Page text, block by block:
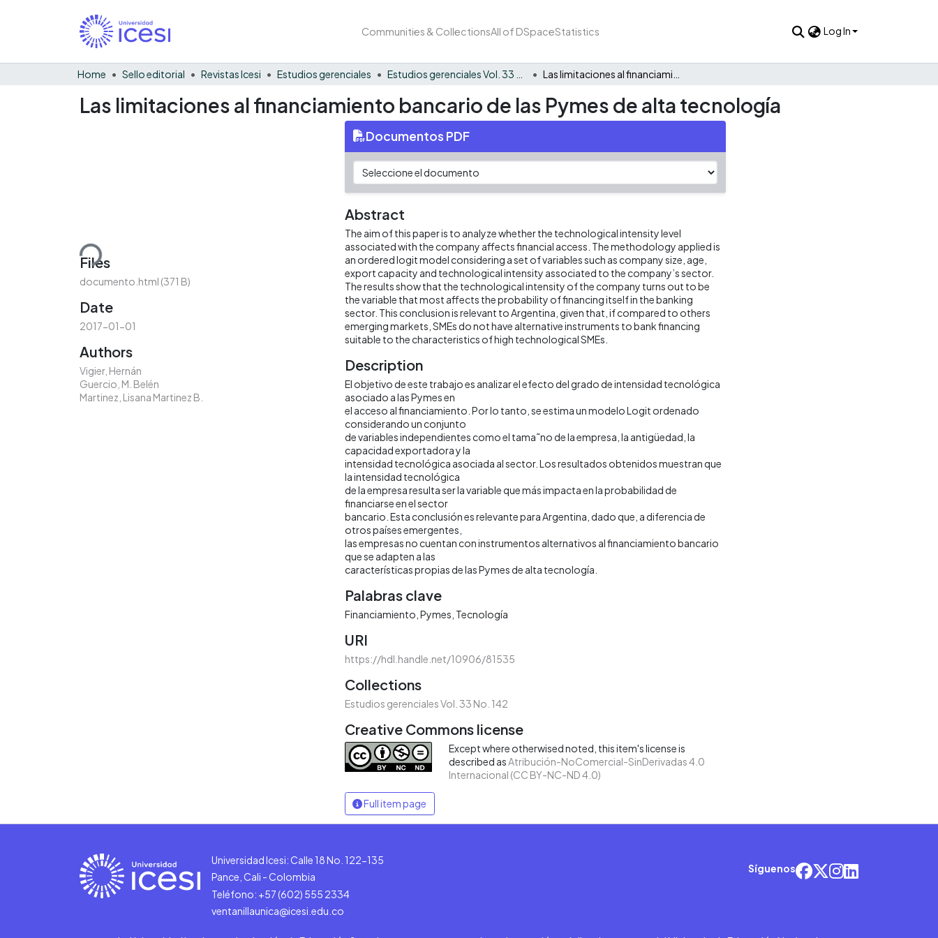
Communities & CollectionsAll of DSpaceStatistics Log In
Home Sello editorial Revistas Icesi Estudios gerenciales
Las limitaciones al financiamiento bancario de las Pymes de alta tecnología
Loading...
Files
documento.html (371 B)
Date
2017-01-01
Authors
Vigier, Hernán
Guercio, M. Belén
Martinez, Lisana Martinez B.
Documentos PDF
Abstract
The aim of this paper is to analyze whether the technological intensity level
associated with the company affects financial access. The methodology applied is
an ordered logit model considering a set of variables such as company size, age,
export capacity and technological intensity associated to the company’s sector.
The results show that the technological intensity of the company turns out to be
the variable that most affects the probability of financing itself in the banking
sector. This conclusion is relevant to Argentina, given that, if compared to others
emerging markets, SMEs do not have alternative instruments to bank financing
suitable to the characteristics of high technological SMEs.
Description
El objetivo de este trabajo es analizar el efecto del grado de intensidad tecnológica
asociado a las Pymes en
el acceso al financiamiento. Por lo tanto, se estima un modelo Logit ordenado
considerando un conjunto
de variables independientes como el tama˜no de la empresa, la antigüedad, la
capacidad exportadora y la
intensidad tecnológica asociada al sector. Los resultados obtenidos muestran que
la intensidad tecnológica
de la empresa resulta ser la variable que más impacta en la probabilidad de
financiarse en el sector
bancario. Esta conclusión es relevante para Argentina, dado que, a diferencia de
otros países emergentes,
las empresas no cuentan con instrumentos alternativos al financiamiento bancario
que se adapten a las
características propias de las Pymes de alta tecnología.
Palabras clave
Financiamiento Pymes Tecnología
URI
https://hdl.handle.net/10906/81535
Collections
Estudios gerenciales Vol. 33 No. 142
Creative Commons license
Except where otherwised noted, this item's license is
described as Atribución-NoComercial-SinDerivadas 4.0
Internacional (CC BY-NC-ND 4.0)
Full item page
Universidad Icesi: Calle 18 No. 122-135
Pance, Cali - Colombia
Teléfono: +57 (602) 555 2334
ventanillaunica@icesi.edu.co
Síguenos